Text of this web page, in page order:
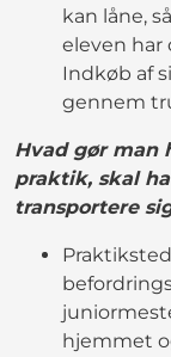
kan låne,
eleven
Indkøb af
gennem
Hvad gør man
praktik, skal
transportere
hjemmet